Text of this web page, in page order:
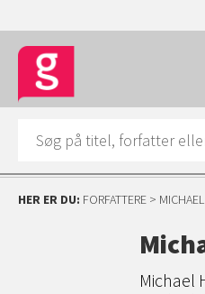
HER ER DU: FORFATTERE >
Michael